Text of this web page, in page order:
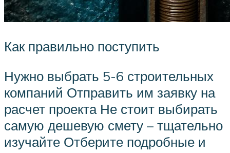
Как правильно поступить
Нужно выбрать 5-6 строительных
компаний Отправить им заявку на
расчет проекта Не стоит выбирать
самую дешевую смету – тщательно
изучайте Отберите подробные и